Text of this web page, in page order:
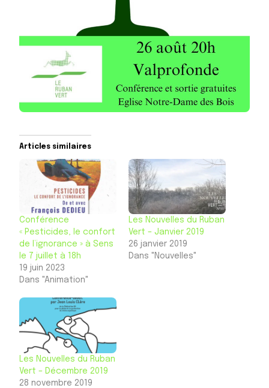
Articles similaires
Conférence
« Pesticides, le confort
de l’ignorance » à Sens
le 7 juillet à 18h
19 juin 2023
Dans "Animation"
Les Nouvelles du Ruban
Vert – Janvier 2019
26 janvier 2019
Dans "Nouvelles"
Les Nouvelles du Ruban
Vert – Décembre 2019
28 novembre 2019